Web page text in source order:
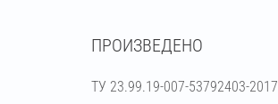
ПРОИЗВЕДЕНО
ТУ 23.99.19-007-53792403-2017